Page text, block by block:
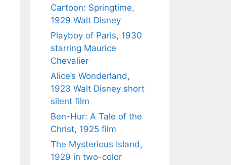
Cartoon: Springtime,
1929 Walt Disney
Playboy of Paris, 1930
starring Maurice
Chevalier
Alice’s Wonderland,
1923 Walt Disney short
silent film
Ben-Hur: A Tale of the
Christ, 1925 film
The Mysterious Island,
1929 in two-color